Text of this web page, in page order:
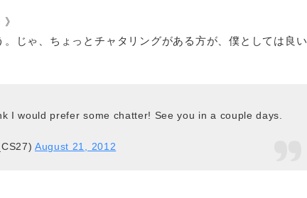
じゃ、ちょっとチャタリングがある方が、僕としては良い
I would prefer some chatter! See you in a couple days.
August 21, 2012